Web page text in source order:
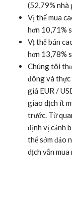
(52,79% nhà
Vị thế mua
hơn 10,71%
Vị thế bán
hơn 13,78%
Chúng tôi
đông và thực
giá EUR /
giao dịch ít
trước. Từ
định vị cảnh
thể sớm đảo
dịch vẫn